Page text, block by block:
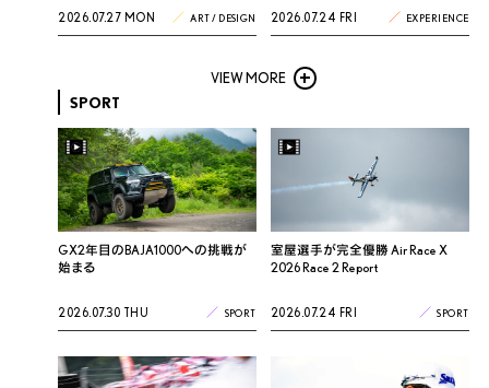
2026.07.27 MON ART / DESIGN 2026.07.24 FRI EXPERIENCE
VIEW MORE
SPORT
GX2年目のBAJA1000への挑戦が
始まる
2026.07.30 THU SPORT
室屋選手が完全優勝 Air Race X
2026 Race 2 Report
2026.07.24 FRI SPORT